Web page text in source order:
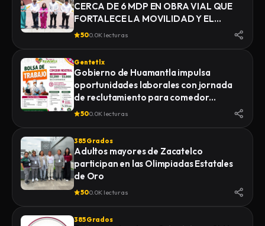
CERCA DE 6 MDP EN OBRA VIAL QUE
FORTALECE LA MOVILIDAD Y EL
DESARROLLO DE YAUHQUEMEHCAN
500.0K lecturas
Gentetlx
Gobierno de Huamantla impulsa
oportunidades laborales con jornada
de reclutamiento para comedor
industrial
500.0K lecturas
385 Grados
Adultos mayores de Zacatelco
participan en las Olimpiadas Estatales
de Oro
500.0K lecturas
385 Grados